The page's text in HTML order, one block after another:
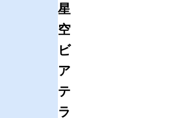
星
空
ビ
ア
テ
ラ